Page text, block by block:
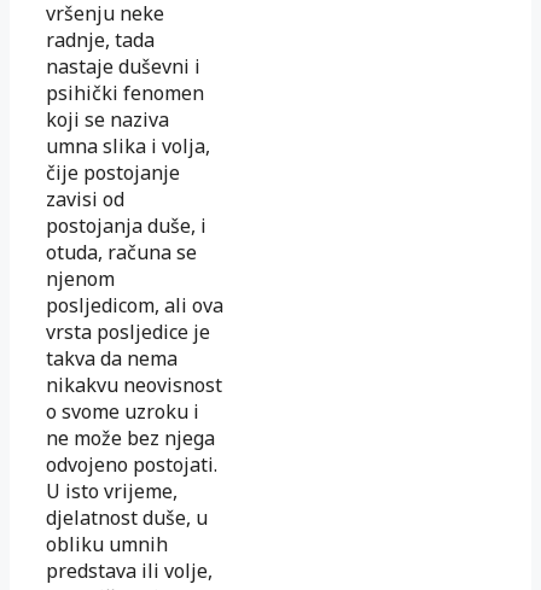
vršenju neke
radnje, tada
nastaje duševni i
psihički fenomen
koji se naziva
umna slika i volja,
čije postojanje
zavisi od
postojanja duše, i
otuda, računa se
njenom
posljedicom, ali ova
vrsta posljedice je
takva da nema
nikakvu neovisnost
o svome uzroku i
ne može bez njega
odvojeno postojati.
U isto vrijeme,
djelatnost duše, u
obliku umnih
predstava ili volje,